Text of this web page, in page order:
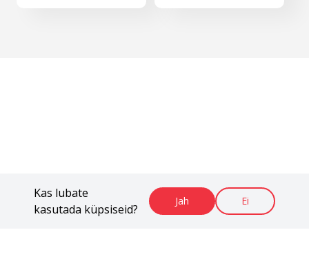
Kas lubate
kasutada küpsiseid?
Jah Ei